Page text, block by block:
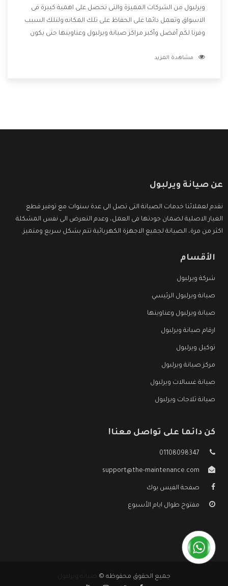
ويرلبول من الشركات المميزة والتى تحصل على اهمية كبيرة فى
الاسواق وتعمل دائما على الحفاظ على تلك المكانه ولتلك السبب
وفرنا لكم أفضل وأكبر مراكز صيانة ويرلبول وعناوينها حتى يكون
دون اى ازعاج كما أننا نهتم بكل ما يحتاجه المستهلك لكى نحافظ
مشاهدة المزيد
عن صيانة ويرلبول
نقدم لعملائنا خدمات الصيانة التى تصل الى عدة سنوات مع توفير قطع
الغيار الاصلية لضمان جودتها فى العمل، وعدم التعرض الى نفس المشكلة
اكثر من مرة، الصيانة لجميع الاجهزة الكهربائية تتم بشكل سريع ومتميز.
الأقسام
شركة ويرلبول
صيانة ويرلبول الرئيسي
صيانة ويرلبول وعناوينها
ارقام صيانة ويرلبول
توكيل ويرلبول
مركز صيانة ويرلبول
صيانة غسالات ويرلبول
صيانة ثلاجات ويرلبول
كن دائما على تواصل معنا!
01108098347
support@the-maintenance.com
صفحة الفيس بوك
مفتوح طوال ايام الأسبوع
جميع الحقوق محفوظه © صيانة ويرلبول